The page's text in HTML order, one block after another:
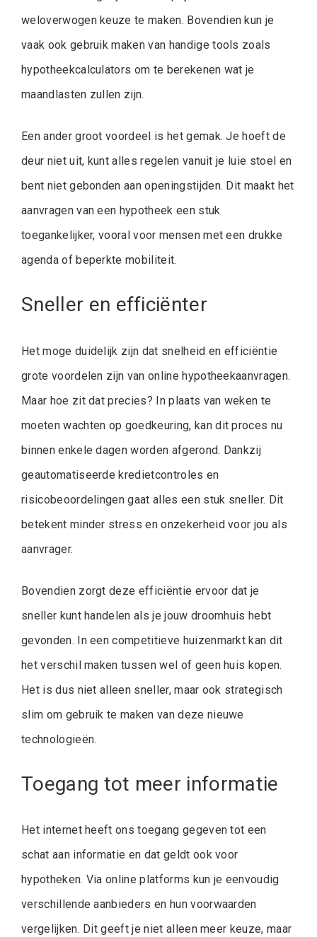
weloverwogen keuze te maken. Bovendien kun je
vaak ook gebruik maken van handige tools zoals
hypotheekcalculators om te berekenen wat je
maandlasten zullen zijn.
Een ander groot voordeel is het gemak. Je hoeft de
deur niet uit, kunt alles regelen vanuit je luie stoel en
bent niet gebonden aan openingstijden. Dit maakt het
aanvragen van een hypotheek een stuk
toegankelijker, vooral voor mensen met een drukke
agenda of beperkte mobiliteit.
Sneller en efficiënter
Het moge duidelijk zijn dat snelheid en efficiëntie
grote voordelen zijn van online hypotheekaanvragen.
Maar hoe zit dat precies? In plaats van weken te
moeten wachten op goedkeuring, kan dit proces nu
binnen enkele dagen worden afgerond. Dankzij
geautomatiseerde kredietcontroles en
risicobeoordelingen gaat alles een stuk sneller. Dit
betekent minder stress en onzekerheid voor jou als
aanvrager.
Bovendien zorgt deze efficiëntie ervoor dat je
sneller kunt handelen als je jouw droomhuis hebt
gevonden. In een competitieve huizenmarkt kan dit
het verschil maken tussen wel of geen huis kopen.
Het is dus niet alleen sneller, maar ook strategisch
slim om gebruik te maken van deze nieuwe
technologieën.
Toegang tot meer informatie
Het internet heeft ons toegang gegeven tot een
schat aan informatie en dat geldt ook voor
hypotheken. Via online platforms kun je eenvoudig
verschillende aanbieders en hun voorwaarden
vergelijken. Dit geeft je niet alleen meer keuze, maar